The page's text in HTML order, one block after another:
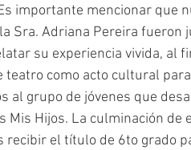
importante mencionar que
Sra. Adriana Pereira fueron
su experiencia vivida, al
como acto cultural
al grupo de jóvenes que
Mis Hijos. La culminación de
el título de 6to grado